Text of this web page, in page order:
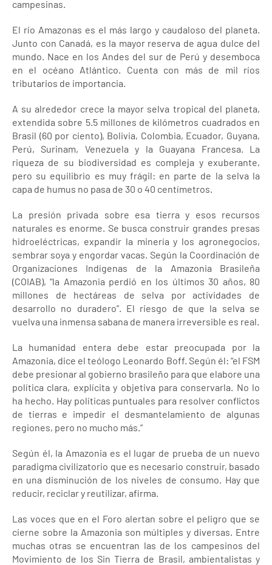
campesinas.
El río Amazonas es el más largo y caudaloso del planeta.
Junto con Canadá, es la mayor reserva de agua dulce del
mundo. Nace en los Andes del sur de Perú y desemboca
en el océano Atlántico. Cuenta con más de mil ríos
tributarios de importancia.
A su alrededor crece la mayor selva tropical del planeta,
extendida sobre 5.5 millones de kilómetros cuadrados en
Brasil (60 por ciento), Bolivia, Colombia, Ecuador, Guyana,
Perú, Surinam, Venezuela y la Guayana Francesa. La
riqueza de su biodiversidad es compleja y exuberante,
pero su equilibrio es muy frágil: en parte de la selva la
capa de humus no pasa de 30 o 40 centímetros.
La presión privada sobre esa tierra y esos recursos
naturales es enorme. Se busca construir grandes presas
hidroeléctricas, expandir la minería y los agronegocios,
sembrar soya y engordar vacas. Según la Coordinación de
Organizaciones Indígenas de la Amazonia Brasileña
(COIAB), “la Amazonia perdió en los últimos 30 años, 80
millones de hectáreas de selva por actividades de
desarrollo no duradero”. El riesgo de que la selva se
vuelva una inmensa sabana de manera irreversible es real.
La humanidad entera debe estar preocupada por la
Amazonia, dice el teólogo Leonardo Boff. Según él: “el FSM
debe presionar al gobierno brasileño para que elabore una
política clara, explícita y objetiva para conservarla. No lo
ha hecho. Hay políticas puntuales para resolver conflictos
de tierras e impedir el desmantelamiento de algunas
regiones, pero no mucho más.”
Según él, la Amazonia es el lugar de prueba de un nuevo
paradigma civilizatorio que es necesario construir, basado
en una disminución de los niveles de consumo. Hay que
reducir, reciclar y reutilizar, afirma.
Las voces que en el Foro alertan sobre el peligro que se
cierne sobre la Amazonia son múltiples y diversas. Entre
muchas otras se encuentran las de los campesinos del
Movimiento de los Sin Tierra de Brasil, ambientalistas y